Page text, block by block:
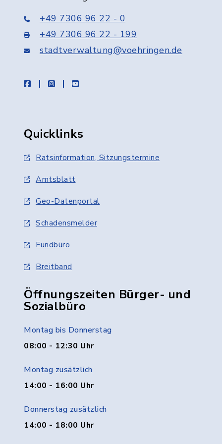
+49 7306 96 22 - 0
+49 7306 96 22 - 199
stadtverwaltung@voehringen.de
facebookinstagramyoutube
Quicklinks
Ratsinformation, Sitzungstermine
Amtsblatt
Geo-Datenportal
Schadensmelder
Fundbüro
Breitband
Öffnungszeiten Bürger- und
Sozialbüro
Montag bis Donnerstag
08:00 - 12:30 Uhr
Montag zusätzlich
14:00 - 16:00 Uhr
Donnerstag zusätzlich
14:00 - 18:00 Uhr